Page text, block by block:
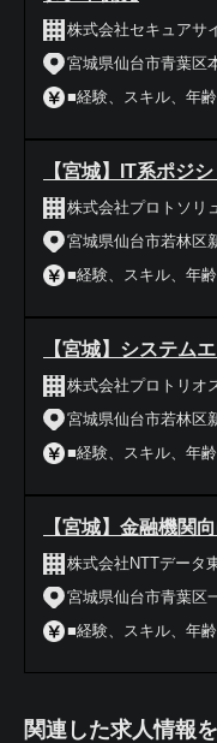
株式会社セキュアサ
宮城県仙台市青葉区
■経験、スキル、年
【宮城】IT系ポジ
株式会社プロトソリ
宮城県仙台市若林
■経験、スキル、年
【宮城】システム
株式会社プロトリオ
宮城県仙台市若林
■経験、スキル、年
【宮城】金融機関
株式会社NTTデータ
宮城県仙台市青葉区
■経験、スキル、年
関連した求人情報